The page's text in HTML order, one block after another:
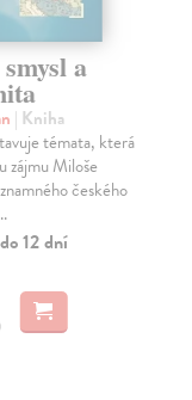
a
| Kniha
témata, která
zájmu Miloše
českého
12 dní